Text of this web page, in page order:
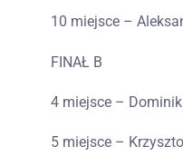
10 miejsce –
FINAŁ B
4 miejsce –
5 miejsce –